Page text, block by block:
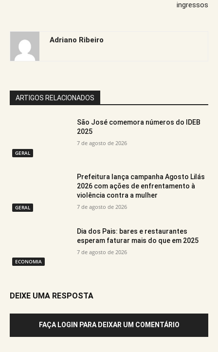
ingressos
Adriano Ribeiro
ARTIGOS RELACIONADOS
GERAL
São José comemora números do IDEB
2025
7 de agosto de 2026
GERAL
Prefeitura lança campanha Agosto Lilás
2026 com ações de enfrentamento à
violência contra a mulher
7 de agosto de 2026
ECONOMIA
Dia dos Pais: bares e restaurantes
esperam faturar mais do que em 2025
7 de agosto de 2026
DEIXE UMA RESPOSTA
FAÇA LOGIN PARA DEIXAR UM COMENTÁRIO